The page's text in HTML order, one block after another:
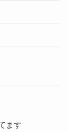
ます